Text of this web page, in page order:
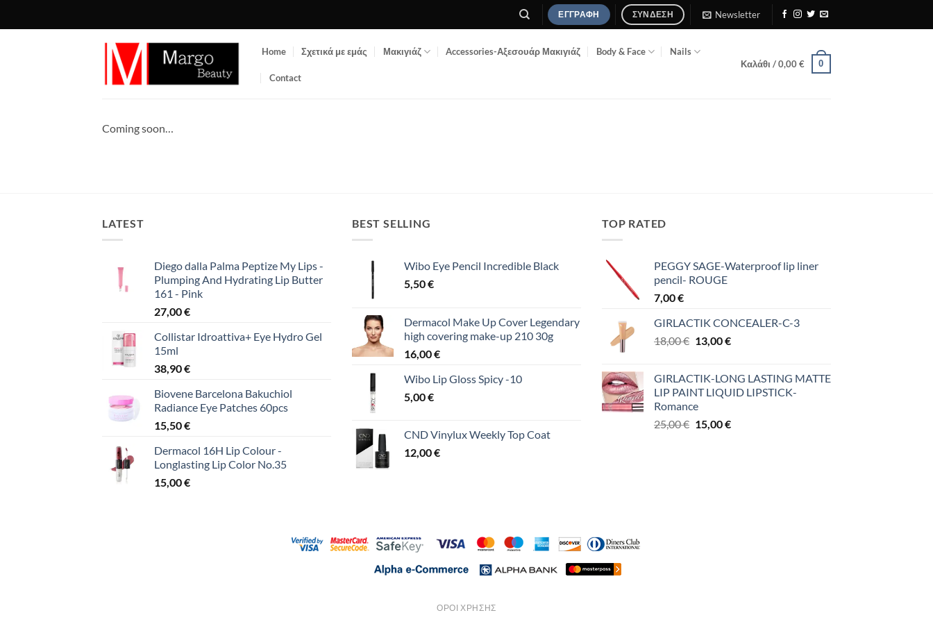
ΕΓΓΡΑΦΉ ΣΎΝΔΕΣΗ Newsletter
Home Σχετικά με εμάς Μακιγιάζ Accessories-Αξεσουάρ Μακιγιάζ Body & Face Nails
Contact
Καλάθι /0,00€ 0
Coming soon…
LATEST
Diego dalla Palma Peptize My Lips -
Plumping And Hydrating Lip Butter
161 - Pink
27,00€
Collistar Idroattiva+ Eye Hydro Gel
15ml
38,90€
Biovene Barcelona Bakuchiol
Radiance Eye Patches 60pcs
15,50€
Dermacol 16H Lip Colour -
Longlasting Lip Color No.35
15,00€
BEST SELLING
Wibo Eye Pencil Incredible Black
5,50€
Dermacol Make Up Cover Legendary
high covering make-up 210 30g
16,00€
Wibo Lip Gloss Spicy -10
5,00€
CND Vinylux Weekly Top Coat
12,00€
TOP RATED
PEGGY SAGE-Waterproof lip liner
pencil- ROUGE
7,00€
GIRLACTIK CONCEALER-C-3
18,00€ Original
18,00 €.
13,00€Η
είναι:
13,00 €.
GIRLACTIK-LONG LASTING MATTE
LIP PAINT LIQUID LIPSTICK-
Romance
25,00€ Original
15,00€Η
ΌΡΟΙ ΧΡΉΣΗΣ